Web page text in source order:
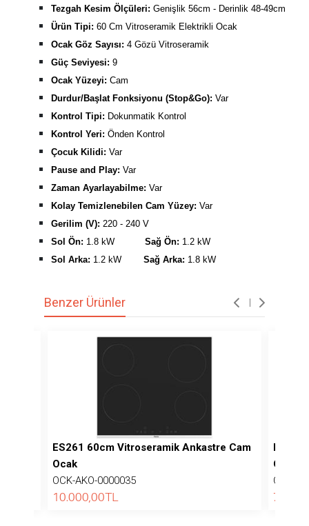
Tezgah Kesim Ölçüleri: Genişlik 56cm - Derinlik 48-49cm
Ürün Tipi: 60 Cm Vitroseramik Elektrikli Ocak
Ocak Göz Sayısı: 4 Gözü Vitroseramik
Güç Seviyesi: 9
Ocak Yüzeyi: Cam
Durdur/Başlat Fonksiyonu (Stop&Go): Var
Kontrol Tipi: Dokunmatik Kontrol
Kontrol Yeri: Önden Kontrol
Çocuk Kilidi: Var
Pause and Play: Var
Zaman Ayarlayabilme: Var
Kolay Temizlenebilen Cam Yüzey: Var
Gerilim (V): 220 - 240 V
Sol Ön: 1.8 kW Sağ Ön: 1.2 kW
Sol Arka: 1.2 kW Sağ Arka: 1.8 kW
Benzer Ürünler
ES261 60cm Vitroseramik Ankastre Cam
Ocak
OCK-AKO-0000035
10.000,00TL
Ocak
OCK-